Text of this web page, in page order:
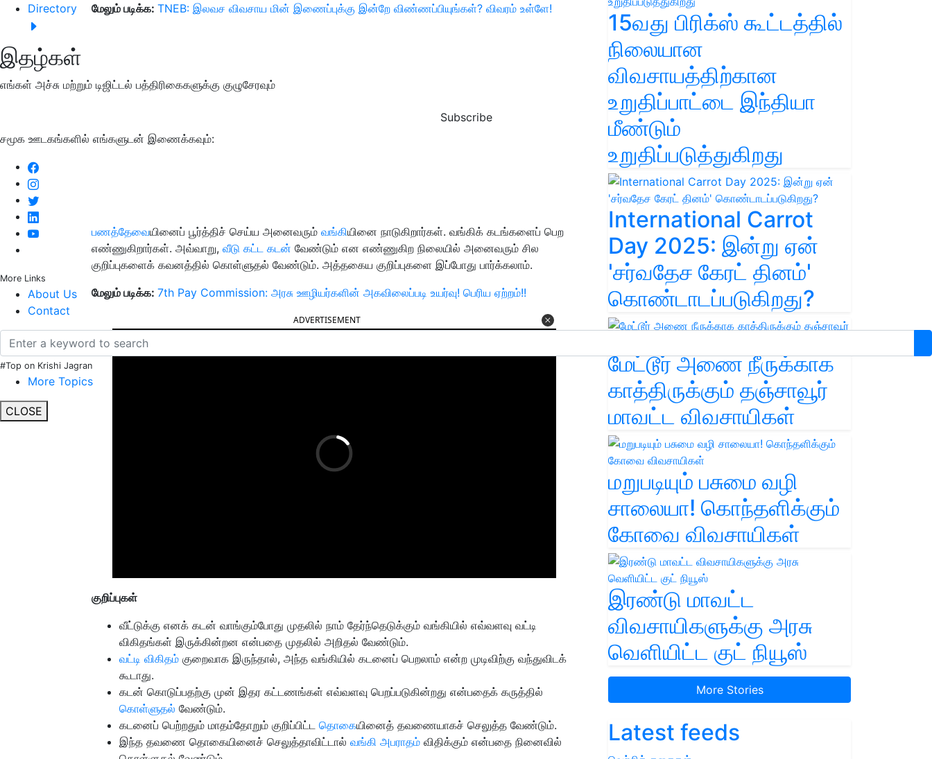
Directory
இதழ்கள்
எங்கள் அச்சு மற்றும் டிஜிட்டல் பத்திரிகைகளுக்கு குழுசேரவும்
Subscribe
சமூக ஊடகங்களில் எங்களுடன் இணைக்கவும்:
More Links
About Us
Contact
#Top on Krishi Jagran
More Topics
CLOSE
மேலும் படிக்க: TNEB: இலவச விவசாய மின் இணைப்புக்கு இன்றே விண்ணப்பியுங்கள்? விவரம் உள்ளே!
பணத்தேவையினைப் பூர்த்திச் செய்ய அனைவரும் வங்கியினை நாடுகிறார்கள். வங்கிக் கடங்களைப் பெற
எண்ணுகிறார்கள். அவ்வாறு, வீடு கட்ட கடன் வேண்டும் என எண்ணுகிற நிலையில் அனைவரும் சில
குறிப்புகளைக் கவனத்தில் கொள்ளுதல் வேண்டும். அத்தகைய குறிப்புகளை இப்போது பார்க்கலாம்.
மேலும் படிக்க: 7th Pay Commission: அரசு ஊழியர்களின் அகவிலைப்படி உயர்வு! பெரிய ஏற்றம்!!
ADVERTISEMENT
குறிப்புகள்
வீட்டுக்கு எனக் கடன் வாங்கும்போது முதலில் நாம் தேர்ந்தெடுக்கும் வங்கியில் எவ்வளவு வட்டி
விகிதங்கள் இருக்கின்றன என்பதை முதலில் அறிதல் வேண்டும்.
வட்டி விகிதம் குறைவாக இருந்தால், அந்த வங்கியில் கடனைப் பெறலாம் என்ற முடிவிற்கு வந்துவிடக்
கூடாது.
கடன் கொடுப்பதற்கு முன் இதர கட்டணங்கள் எவ்வளவு பெறப்படுகின்றது என்பதைக் கருத்தில்
கொள்ளுதல் வேண்டும்.
கடனைப் பெற்றதும் மாதம்தோறும் குறிப்பிட்ட
தொகையினைத் தவணையாகச் செலுத்த வேண்டும்.
இந்த தவணை தொகையினைச் செலுத்தாவிட்டால் வங்கி அபராதம் விதிக்கும் என்பதை நினைவில்
15வது பிரிக்ஸ் கூட்டத்தில்
நிலையான
விவசாயத்திற்கான
உறுதிப்பாட்டை இந்தியா
மீண்டும்
உறுதிப்படுத்துகிறது
International Carrot
Day 2025: இன்று ஏன்
'சர்வதேச கேரட் தினம்'
கொண்டாடப்படுகிறது?
மேட்டூர் அணை நீருக்காக
காத்திருக்கும் தஞ்சாவூர்
மாவட்ட விவசாயிகள்
மறுபடியும் பசுமை வழி
சாலையா! கொந்தளிக்கும்
கோவை விவசாயிகள்
இரண்டு மாவட்ட
விவசாயிகளுக்கு அரசு
வெளியிட்ட குட் நியூஸ்
More Stories
Latest feeds